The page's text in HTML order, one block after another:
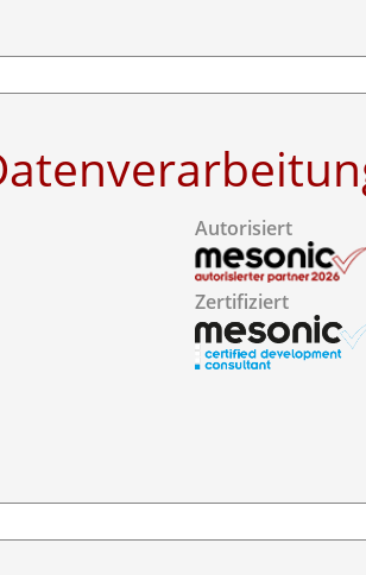
Autorisiert
Zertifiziert